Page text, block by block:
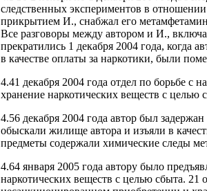
следственных экспериментов в
прикрытием И., снабжал его
Все разговоры между автором и И.,
прекратились 1 декабря 2004 года, когда
в качестве оплаты за наркотики, были
4.41 декабря 2004 года отдел по борьбе с
хранение наркотических веществ с целью
4.56 декабря 2004 года автор был
обыскали жилище автора и изъяли в
предметы содержали химические следы
4.64 января 2005 года автору было
наркотических веществ с целью сбыта.